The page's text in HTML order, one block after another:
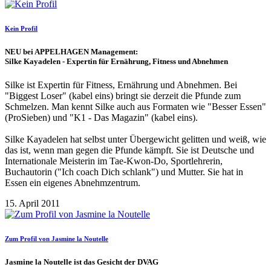
Kein Profil
NEU bei APPELHAGEN Management:
Silke Kayadelen - Expertin für Ernährung, Fitness und Abnehmen
Silke ist Expertin für Fitness, Ernährung und Abnehmen. Bei
"Biggest Loser" (kabel eins) bringt sie derzeit die Pfunde zum
Schmelzen. Man kennt Silke auch aus Formaten wie "Besser Essen"
(ProSieben) und "K1 - Das Magazin" (kabel eins).
Silke Kayadelen hat selbst unter Übergewicht gelitten und weiß, wie
das ist, wenn man gegen die Pfunde kämpft. Sie ist Deutsche und
Internationale Meisterin im Tae-Kwon-Do, Sportlehrerin,
Buchautorin ("Ich coach Dich schlank") und Mutter. Sie hat in
Essen ein eigenes Abnehmzentrum.
15. April 2011
Zum Profil von Jasmine la Noutelle
Jasmine la Noutelle ist das Gesicht der DVAG